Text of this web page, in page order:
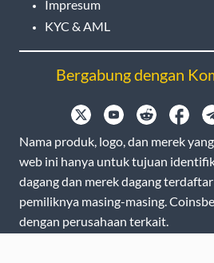
Impresum
KYC & AML
Bergabung dengan
Nama produk, logo, dan merek
web ini hanya untuk tujuan
dagang dan merek dagang
pemiliknya masing-masing.
dengan perusahaan terkait.